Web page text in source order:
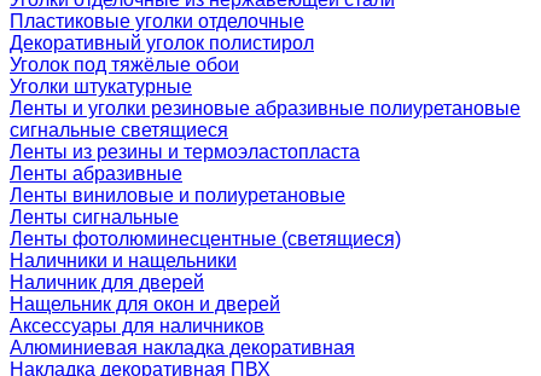
Пластиковые уголки отделочные
Декоративный уголок полистирол
Уголок под тяжёлые обои
Уголки штукатурные
Ленты и уголки резиновые абразивные полиуретановые
сигнальные светящиеся
Ленты из резины и термоэластопласта
Ленты абразивные
Ленты виниловые и полиуретановые
Ленты сигнальные
Ленты фотолюминесцентные (светящиеся)
Наличники и нащельники
Наличник для дверей
Нащельник для окон и дверей
Аксессуары для наличников
Алюминиевая накладка декоративная
Накладка декоративная ПВХ